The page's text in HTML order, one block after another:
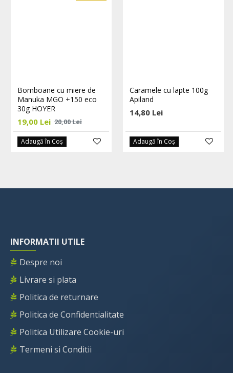
Bomboane cu miere de
Manuka MGO +150 eco
30g HOYER
19,00 Lei 20,00 Lei
Adaugă în Coş
Caramele cu lapte 100g
Apiland
14,80 Lei
Adaugă în Coş
INFORMATII UTILE
Despre noi
Livrare si plata
Politica de returnare
Politica de Confidentialitate
Politica Utilizare Cookie-uri
Termeni si Conditii